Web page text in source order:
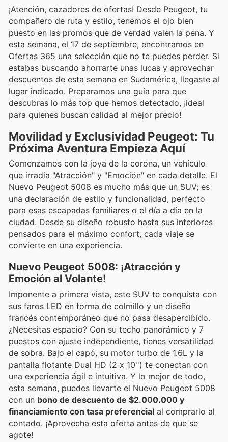
¡Atención, cazadores de ofertas! Desde Peugeot, tu
compañero de ruta y estilo, tenemos el ojo bien
puesto en las promos que de verdad valen la pena. Y
esta semana, el 17 de septiembre, encontramos en
Ofertas 365 una selección que no te puedes perder. Si
estabas buscando ahorrarte unas lucas y aprovechar
descuentos de esta semana en Sudamérica, llegaste al
lugar indicado. Preparamos una guía para que
descubras lo más top que hemos detectado, ¡ideal
para quienes buscan calidad al mejor precio!
Movilidad y Exclusividad Peugeot: Tu
Próxima Aventura Empieza Aquí
Comenzamos con la joya de la corona, un vehículo
que irradia "Atracción" y "Emoción" en cada detalle. El
Nuevo Peugeot 5008 es mucho más que un SUV; es
una declaración de estilo y funcionalidad, perfecto
para esas escapadas familiares o el día a día en la
ciudad. Desde su diseño robusto hasta sus interiores
pensados para el máximo confort, cada viaje se
convierte en una experiencia.
Nuevo Peugeot 5008: ¡Atracción y
Emoción al Volante!
Imponente a primera vista, este SUV te conquista con
sus faros LED en forma de colmillo y un diseño
francés contemporáneo que no pasa desapercibido.
¿Necesitas espacio? Con su techo panorámico y 7
puestos con ajuste independiente, tienes versatilidad
de sobra. Bajo el capó, su motor turbo de 1.6L y la
pantalla flotante Dual HD (2 x 10'') te conectan con
una experiencia ágil e intuitiva. Y lo mejor de todo,
esta semana, puedes llevarte el Nuevo Peugeot 5008
con un bono de descuento de $2.000.000 y
financiamiento con tasa preferencial al comprarlo al
contado. ¡Aprovecha esta oferta antes de que se
agote!